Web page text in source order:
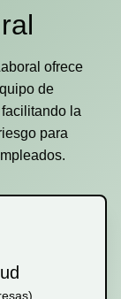
ofrece
de
la
para